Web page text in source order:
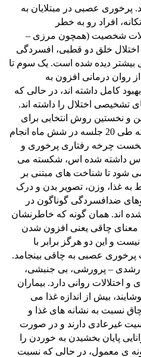
پرخوری عصبی در مبتلایان به
افراد رو به خطر
شخصیت (همچون مرزی –
اختلال خلق دو قطبی، افسردگی
بیشتر دیده شده است. یک سوم تا
روان درمانی افزون به
طی 5 تا 10 سال، بهبود کامل داشته اند، در حالی که
تشخیصی اختلال را داشته اند.
و نخستین روش انتخابی برای
درمان پرخوری عصبی است که طی 20 جلسه در شش ماه انجام
نخست چرخه رفتاری پرخوری و
داشته شده اس، شکسته می
تا شناخت های مبتنی بر
به غذا، وزن، تصویر بدن و درک
ضدافسردگی گوناگون در
شده اند. همان گونه که خاطرنشان
چاقی یعنی افزون شدن
و این دو هرگز برابر با
پرخوری عصبی به چاقی بینجامد.
رشدی – پرورشی، بی جنبشی،
اختلالات روانی دارد. بیماران
بیش از اندازه غذا می
نسبت به نشانه های غذا و
غیرعادی دارند و در صورت
پایان بخشیدن به خوردن را
گونه ی معمول، در حالی که نسبت